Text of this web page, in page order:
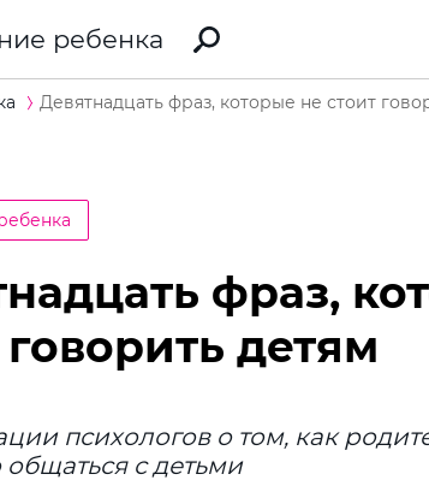
ребенка
Девятнадцать фраз, которые не стоит
фраз,
говорить детям
психологов о том, как
общаться с детьми